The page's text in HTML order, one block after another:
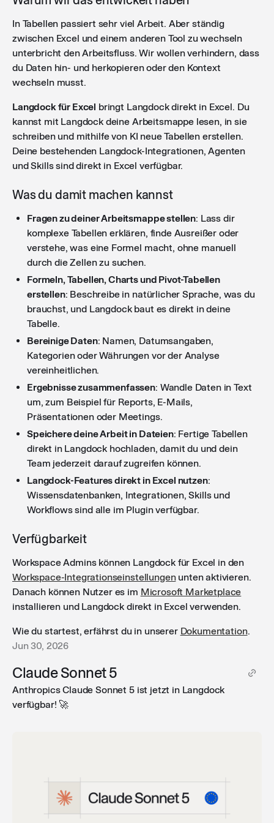
Workflow-Ausführungen mit einer klaren
Fehlermeldung. So könnt ihr Probleme gezielt
nachvollziehen, statt dass sie einfach verschwinden.
unterstützt jetzt Opus- und Reasoning-/Thinking-
Modelle, inklusive eines Schalters für Extended
Thinking. Damit habt ihr direkten Zugriff auf
leistungsstärkere Modelle beim Aufbau eurer
Workflows.
Suche und Filter in den Dateien: Ordner und
Wissensbasen lassen sich jetzt direkt nach Namen
suchen und filtern.
Alle Dateien auf einmal auswählen: In den Dateien
könnt ihr jetzt alle Dateien auf einmal auswählen,
inklusive aktueller Dateien, Ordner und
gesamten gefilterten Dateibestand anzuwenden.
Bilder in Ordnern visuell verstehen: Bilder, die in
Ordnern hochgeladen werden, kann die KI jetzt visuell
lesen und verstehen. Ladet ein Bild in einen Ordner
hoch und fragt das Modell einfach, es zu beschreiben
oder zu analysieren.
requiresConfirmation-Flag in der Integrations-API
Die öffentliche Integrations-API gibt jetzt die
Nutzer können damit lesen und setzen, ob vor der
erforderlich ist.
Optionale Felder in der Aktionsbestätigung
Bestätigen von Integrationsaktionen könnt ihr jetzt
direkt in der Bestätigungsansicht optionale Felder
ausführt.
an einem Agenten gearbeitet hat und dessen Name
das widerspiegeln soll. Die Einstellung findet ihr in
In Tabellen passiert sehr viel Arbeit. Aber ständig
zwischen Excel und einem anderen Tool zu wechseln
unterbricht den Arbeitsfluss. Wir wollen verhindern, dass
du Daten hin- und herkopieren oder den Kontext
wechseln musst.
Langdock für Excel bringt Langdock direkt in Excel. Du
kannst mit Langdock deine Arbeitsmappe lesen, in sie
schreiben und mithilfe von KI neue Tabellen erstellen.
Deine bestehenden Langdock-Integrationen, Agenten
und Skills sind direkt in Excel verfügbar.
Was du damit machen kannst
Fragen zu deiner Arbeitsmappe stellen: Lass dir
komplexe Tabellen erklären, finde Ausreißer oder
verstehe, was eine Formel macht, ohne manuell
durch die Zellen zu suchen.
Formeln, Tabellen, Charts und Pivot-Tabellen
erstellen: Beschreibe in natürlicher Sprache, was du
brauchst, und Langdock baut es direkt in deine
Tabelle.
Bereinige Daten: Namen, Datumsangaben,
Kategorien oder Währungen vor der Analyse
vereinheitlichen.
Ergebnisse zusammenfassen: Wandle Daten in Text
um, zum Beispiel für Reports, E-Mails,
Präsentationen oder Meetings.
Speichere deine Arbeit in Dateien: Fertige Tabellen
direkt in Langdock hochladen, damit du und dein
Team jederzeit darauf zugreifen können.
Langdock-Features direkt in Excel nutzen:
Wissensdatenbanken, Integrationen, Skills und
Workflows sind alle im Plugin verfügbar.
Verfügbarkeit
Workspace Admins können Langdock für Excel in den
Workspace-Integrationseinstellungenunten aktivieren.
Danach können Nutzer es im Microsoft Marketplace
installieren und Langdock direkt in Excel verwenden.
Wie du startest, erfährst du in unserer Dokumentation.
Jun 30, 2026
Claude Sonnet 5
Anthropics Claude Sonnet 5 ist jetzt in Langdock
verfügbar! 🚀